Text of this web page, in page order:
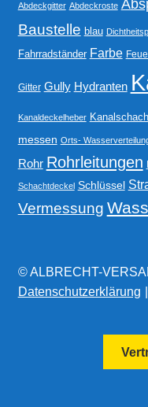
Abdeckgitter Abdeckroste
Baustelle blau
Fahrradständer Farbe
Gitter Gully Hydranten
Kanaldeckelheber
messen Orts-
Rohr Rohrleitungen
Schachtdeckel Schlüssel
Vermessung
© ALBRECHT-
Datenschutzerklärung